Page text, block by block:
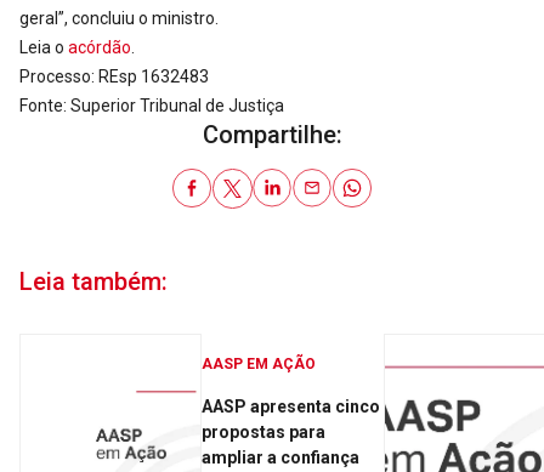
geral”, concluiu o ministro.
Leia o acórdão
Processo: REsp 1632483
Fonte: Superior Tribunal de Justiça
Compartilhe:
Leia também:
AASP EM AÇÃO
AASP apresenta cinco
propostas para
ampliar a confiança